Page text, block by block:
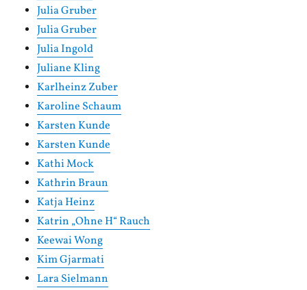
Julia Gruber
Julia Gruber
Julia Ingold
Juliane Kling
Karlheinz Zuber
Karoline Schaum
Karsten Kunde
Karsten Kunde
Kathi Mock
Kathrin Braun
Katja Heinz
Katrin „Ohne H“ Rauch
Keewai Wong
Kim Gjarmati
Lara Sielmann